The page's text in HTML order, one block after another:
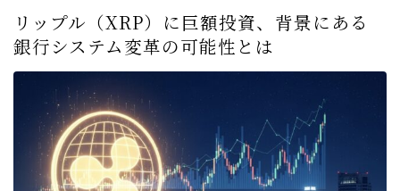
ビットコインニュース
ミームコインニュース
相場分析
リップル（XRP）に巨額投資、背景にある
銀行システム変革の可能性とは